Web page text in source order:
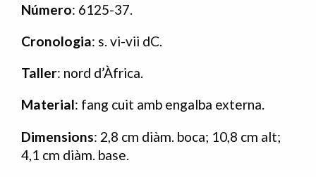
Número: 6125-37.
Cronologia: s.vi-vii dC.
Taller: nord d’Àfrica.
Material: fang cuit amb engalba externa.
Dimensions: 2,8 cm diàm. boca; 10,8 cm alt;
4,1 cm diàm. base.